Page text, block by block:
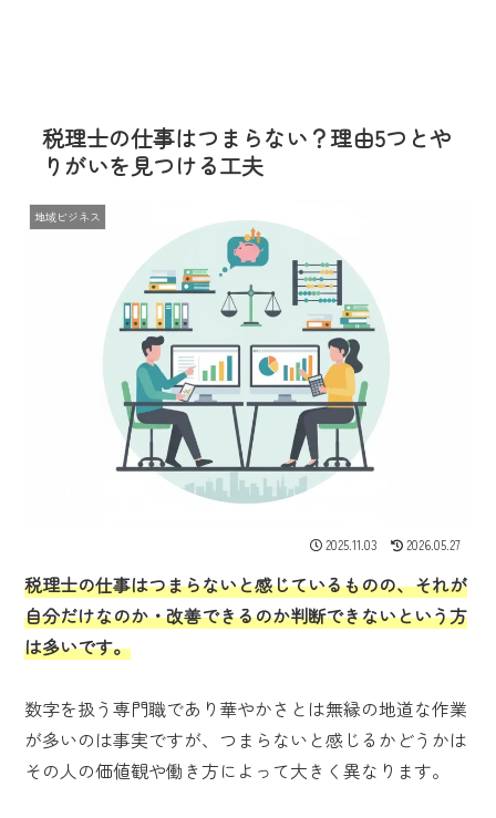
税理士の仕事はつまらない？理由5つとや
りがいを見つける工夫
地域ビジネス
2025.11.03 2026.05.27
税理士の仕事はつまらないと感じているものの、それが
自分だけなのか・改善できるのか判断できないという方
は多いです。
数字を扱う専門職であり華やかさとは無縁の地道な作業
が多いのは事実ですが、つまらないと感じるかどうかは
その人の価値観や働き方によって大きく異なります。